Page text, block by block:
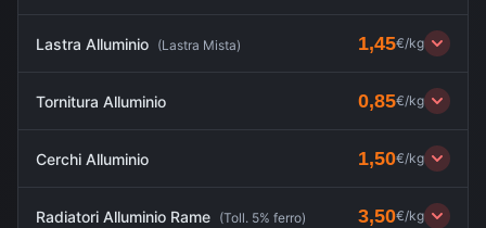
Lastra Alluminio (Lastra Mista) 1,45€/kg
Tornitura Alluminio 0,85€/kg
Cerchi Alluminio 1,50€/kg
Radiatori Alluminio Rame (Toll. 5% ferro) 3,50€/kg